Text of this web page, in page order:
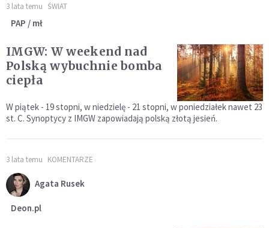
3 lata temu ŚWIAT
PAP / mł
IMGW: W weekend nad
Polską wybuchnie bomba
ciepła
W piątek - 19 stopni, w niedzielę - 21 stopni, w poniedziałek nawet 23
st. C. Synoptycy z IMGW zapowiadają polską złotą jesień.
3 lata temu KOMENTARZE
Agata Rusek
Deon.pl